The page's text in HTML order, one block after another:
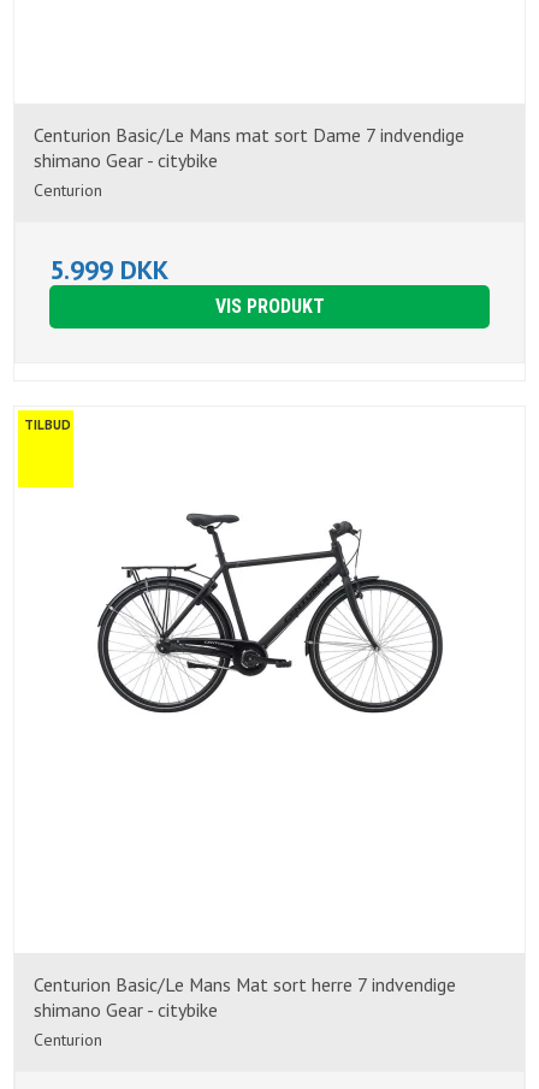
Centurion Basic/Le Mans mat sort Dame 7 indvendige
shimano Gear - citybike
Centurion
5.999 DKK
VIS PRODUKT
TILBUD
Centurion Basic/Le Mans Mat sort herre 7 indvendige
shimano Gear - citybike
Centurion